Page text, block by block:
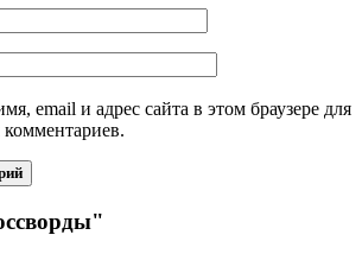
email и адрес сайта в этом браузере для